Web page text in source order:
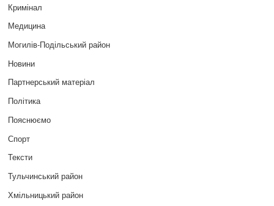
Кримінал
Медицина
Могилів-Подільський район
Новини
Партнерський матеріал
Політика
Пояснюємо
Спорт
Тексти
Тульчинський район
Хмільницький район